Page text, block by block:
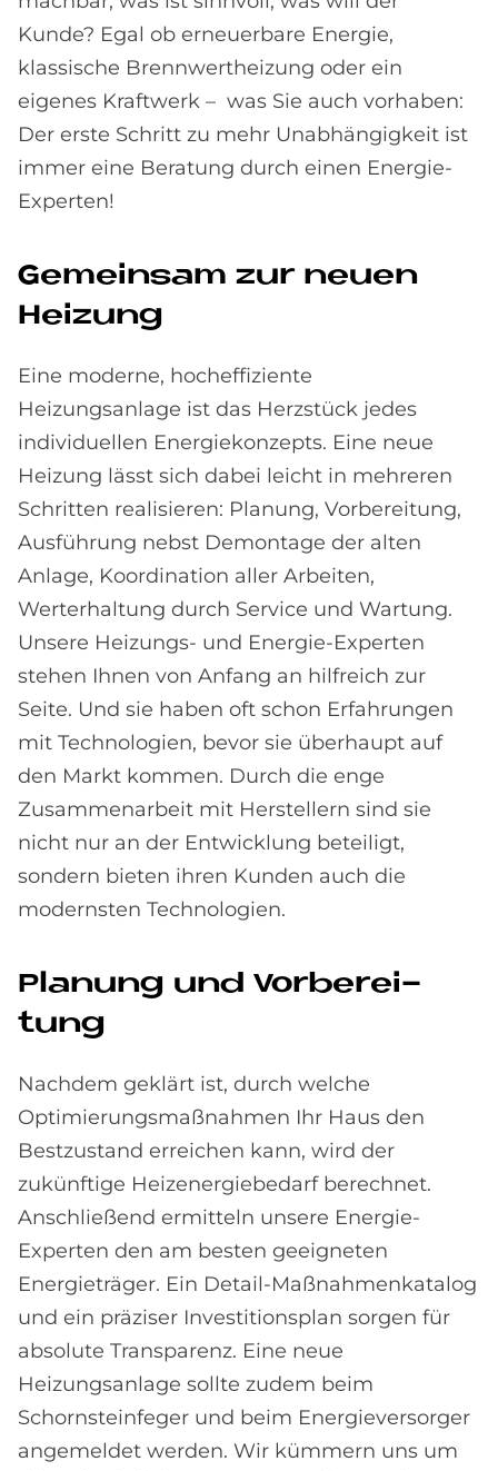
Kunde? Egal ob erneuerbare Energie,
klassische Brennwertheizung oder ein
eigenes Kraftwerk – was Sie auch vorhaben:
Der erste Schritt zu mehr Unabhängigkeit ist
immer eine Beratung durch einen Energie-
Experten!
Ge­mein­sam zur neu­en
Hei­zung
Eine moderne, hocheffiziente
Heizungsanlage ist das Herzstück jedes
individuellen Energiekonzepts. Eine neue
Heizung lässt sich dabei leicht in mehreren
Schritten realisieren: Planung, Vorbereitung,
Ausführung nebst Demontage der alten
Anlage, Koordination aller Arbeiten,
Werterhaltung durch Service und Wartung.
Unsere Heizungs- und Energie-Experten
stehen Ihnen von Anfang an hilfreich zur
Seite. Und sie haben oft schon Erfahrungen
mit Technologien, bevor sie überhaupt auf
den Markt kommen. Durch die enge
Zusammenarbeit mit Herstellern sind sie
nicht nur an der Entwicklung beteiligt,
sondern bieten ihren Kunden auch die
modernsten Technologien.
Pla­nung und Vor­be­rei­
tung
Nachdem geklärt ist, durch welche
Optimierungsmaßnahmen Ihr Haus den
Bestzustand erreichen kann, wird der
zukünftige Heizenergiebedarf berechnet.
Anschließend ermitteln unsere Energie-
Experten den am besten geeigneten
Energieträger. Ein Detail-Maßnahmenkatalog
und ein präziser Investitionsplan sorgen für
absolute Transparenz. Eine neue
Heizungsanlage sollte zudem beim
Schornsteinfeger und beim Energieversorger
angemeldet werden. Wir kümmern uns um